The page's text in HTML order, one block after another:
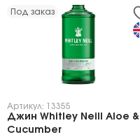
Под заказ
Артикул: 13355
Джин Whitley Neill Aloe &
Cucumber